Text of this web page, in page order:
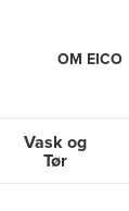
OM EICO
Vask og
Tør